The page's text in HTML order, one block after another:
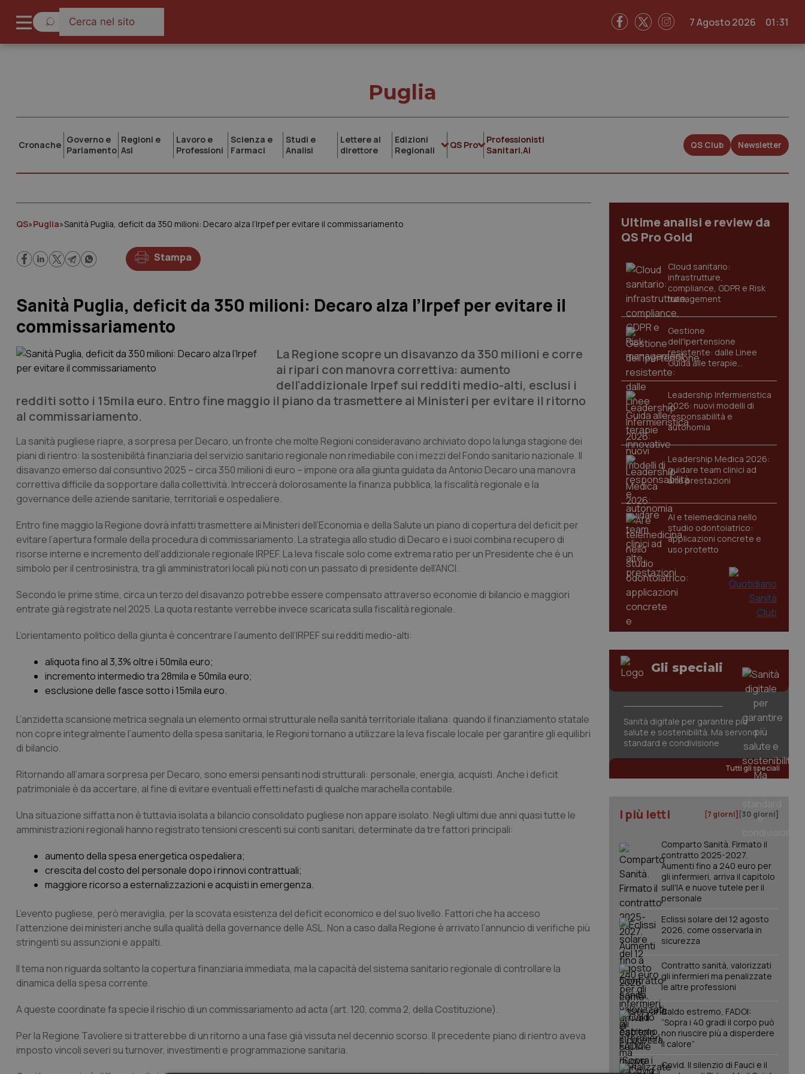
7 Agosto 2026 01:31
Puglia
Cronache Governo e
Parlamento
Regioni e
Asl
Lavoro e
Professioni
Scienza e
Farmaci
Studi e
Analisi
Lettere al
direttore
Edizioni
Regionali
QS Pro
Professionisti
Sanitari.AI
QS Club Newsletter
QS»Puglia»Sanità Puglia, deficit da 350 milioni: Decaro alza l’Irpef per evitare il commissariamento
Stampa
Sanità Puglia, deficit da 350 milioni: Decaro alza l’Irpef per evitare il
commissariamento
La Regione scopre un disavanzo da 350 milioni e corre
ai ripari con manovra correttiva: aumento
dell'addizionale Irpef sui redditi medio-alti, esclusi i
redditi sotto i 15mila euro. Entro fine maggio il piano da trasmettere ai Ministeri per evitare il ritorno
al commissariamento.
La sanità pugliese riapre, a sorpresa per Decaro, un fronte che molte Regioni consideravano archiviato dopo la lunga stagione dei
piani di rientro: la sostenibilità finanziaria del servizio sanitario regionale non rimediabile con i mezzi del Fondo sanitario nazionale. Il
disavanzo emerso dal consuntivo 2025 – circa 350 milioni di euro – impone ora alla giunta guidata da Antonio Decaro una manovra
correttiva difficile da sopportare dalla collettività. Intreccerà dolorosamente la finanza pubblica, la fiscalità regionale e la
governance delle aziende sanitarie, territoriali e ospedaliere.
Entro fine maggio la Regione dovrà infatti trasmettere ai Ministeri dell’Economia e della Salute un piano di copertura del deficit per
evitare l’apertura formale della procedura di commissariamento. La strategia allo studio di Decaro e i suoi combina recupero di
risorse interne e incremento dell’addizionale regionale IRPEF. La leva fiscale solo come extrema ratio per un Presidente che è un
simbolo per il centrosinistra, tra gli amministratori locali più noti con un passato di presidente dell’ANCI.
Secondo le prime stime, circa un terzo del disavanzo potrebbe essere compensato attraverso economie di bilancio e maggiori
entrate già registrate nel 2025. La quota restante verrebbe invece scaricata sulla fiscalità regionale.
L’orientamento politico della giunta è concentrare l’aumento dell’IRPEF sui redditi medio-alti:
aliquota fino al 3,3% oltre i 50mila euro;
incremento intermedio tra 28mila e 50mila euro;
esclusione delle fasce sotto i 15mila euro.
L’anzidetta scansione metrica segnala un elemento ormai strutturale nella sanità territoriale italiana: quando il finanziamento statale
non copre integralmente l’aumento della spesa sanitaria, le Regioni tornano a utilizzare la leva fiscale locale per garantire gli equilibri
di bilancio.
Ritornando all’amara sorpresa per Decaro, sono emersi pensanti nodi strutturali: personale, energia, acquisti. Anche i deficit
patrimoniale è da accertare, al fine di evitare eventuali effetti nefasti di qualche marachella contabile.
Una situazione siffatta non è tuttavia isolata a bilancio consolidato pugliese non appare isolato. Negli ultimi due anni quasi tutte le
amministrazioni regionali hanno registrato tensioni crescenti sui conti sanitari, determinate da tre fattori principali:
aumento della spesa energetica ospedaliera;
crescita del costo del personale dopo i rinnovi contrattuali;
maggiore ricorso a esternalizzazioni e acquisti in emergenza.
L’evento pugliese, però meraviglia, per la scovata esistenza del deficit economico e del suo livello. Fattori che ha acceso
l’attenzione dei ministeri anche sulla qualità della governance delle ASL. Non a caso dalla Regione è arrivato l’annuncio di verifiche più
stringenti su assunzioni e appalti.
Il tema non riguarda soltanto la copertura finanziaria immediata, ma la capacità del sistema sanitario regionale di controllare la
dinamica della spesa corrente.
A queste coordinate fa specie il rischio di un commissariamento ad acta (art. 120, comma 2, della Costituzione).
Per la Regione Tavoliere si tratterebbe di un ritorno a una fase già vissuta nel decennio scorso. Il precedente piano di rientro aveva
imposto vincoli severi su turnover, investimenti e programmazione sanitaria.
Ultime analisi e review da
QS Pro Gold
Cloud sanitario:
infrastrutture,
compliance, GDPR e Risk
management
Gestione
dell'Ipertensione
resistente: dalle Linee
Guida alle terapie
innovative
Leadership Infermieristica
2026: nuovi modelli di
responsabilità e
autonomia
Leadership Medica 2026:
guidare team clinici ad
alte prestazioni
AI e telemedicina nello
studio odontoiatrico:
applicazioni concrete e
uso protetto
Gli speciali
Sanità digitale per garantire più
salute e sostenibilità. Ma servono
standard e condivisione
Tutti gli speciali
I più letti [7 giorni] [30 giorni]
Comparto Sanità. Firmato il
contratto 2025-2027.
Aumenti fino a 240 euro per
gli infermieri, arriva il capitolo
sull'IA e nuove tutele per il
personale
Eclissi solare del 12 agosto
2026, come osservarla in
sicurezza
Contratto sanità, valorizzati
gli infermieri ma penalizzate
le altre professioni
Caldo estremo, FADOI:
“Sopra i 40 gradi il corpo può
non riuscire più a disperdere
il calore”
Covid. Il silenzio di Fauci e il